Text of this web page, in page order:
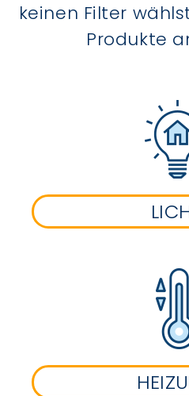
keinen Filter
Produkte